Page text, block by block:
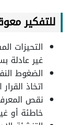
للتفكير
التحيزات
غير عادلة
الضغوط
اتخاذ
نقص
خاطئة أو